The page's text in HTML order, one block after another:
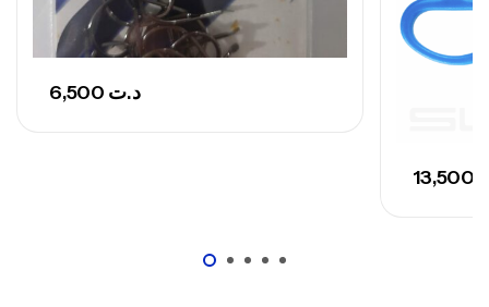
د.ت